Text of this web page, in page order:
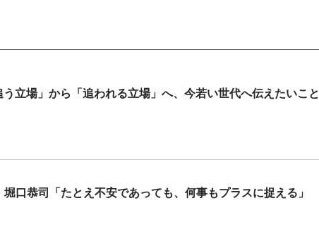
立場」から「追われる立場」へ、今若い世代へ伝えたいこと
堀口恭司「たとえ不安であっても、何事もプラスに捉える」